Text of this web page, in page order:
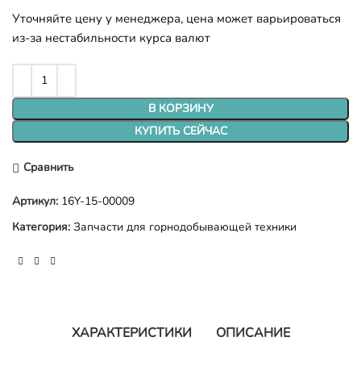
Уточняйте цену у менеджера, цена может варьироваться
из-за нестабильности курса валют
В КОРЗИНУ
КУПИТЬ СЕЙЧАС
Сравнить
Артикул: 16Y-15-00009
Категория: Запчасти для горнодобывающей техники
ХАРАКТЕРИСТИКИ ОПИСАНИЕ